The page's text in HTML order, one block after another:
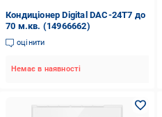
Кондиціонер Digital DAC-24T7 до
70 м.кв. (14966662)
оцінити
Немає в наявності